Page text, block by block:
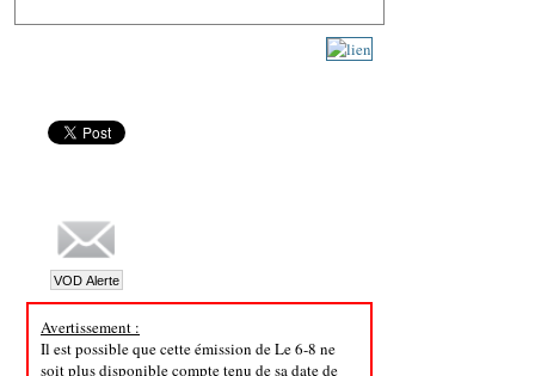
Avertissement :
Il est possible que cette émission de Le 6-8 ne
soit plus disponible compte tenu de sa date de